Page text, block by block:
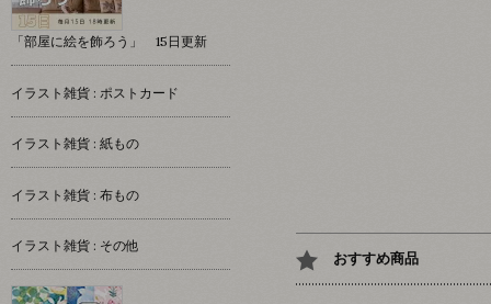
おすすめ商品
「部屋に絵を飾ろう」 15日更新
イラスト雑貨 : ポストカード
イラスト雑貨 : 紙もの
イラスト雑貨 : 布もの
イラスト雑貨 : その他